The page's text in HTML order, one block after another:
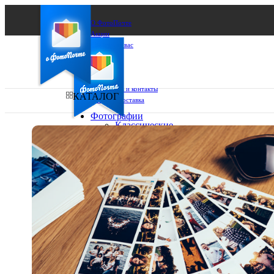
О ФотоПочте
Акции
Сделаем за вас
Бизнесу
FAQ
Франшиза
Поддержка и контакты
Оплата и доставка
Ваш город:
Ваш регион доставки
Выберите из списка:
КАТАЛОГ
Фотографии
Классические
фото
10х10
10х15
13х18
15х15
15х20
20х20
20х30
30х30
30х40
А4
Фото
в